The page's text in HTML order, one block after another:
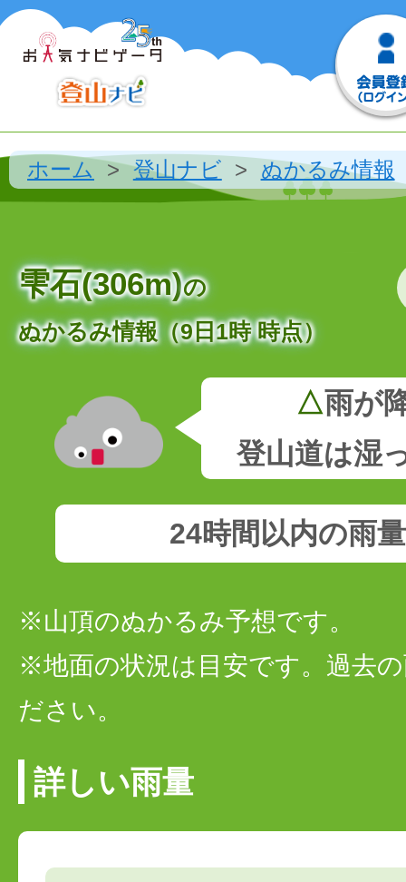
ホーム 登山ナビ ぬかるみ情報
雫石(306m)の
ぬかるみ情報（9日1時 時点）
△雨が
登山道は湿
24時間以内の雨
※山頂のぬかるみ予想です。
※地面の状況は目安です。過去
ださい。
詳しい雨量